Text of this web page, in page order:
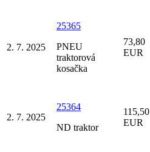
2. 7. 2025
25365
PNEU
traktorová
kosačka
73,80
EUR
2. 7. 2025
25364
ND traktor
115,50
EUR